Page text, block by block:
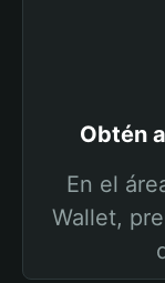
Obtén
En el
Wallet,